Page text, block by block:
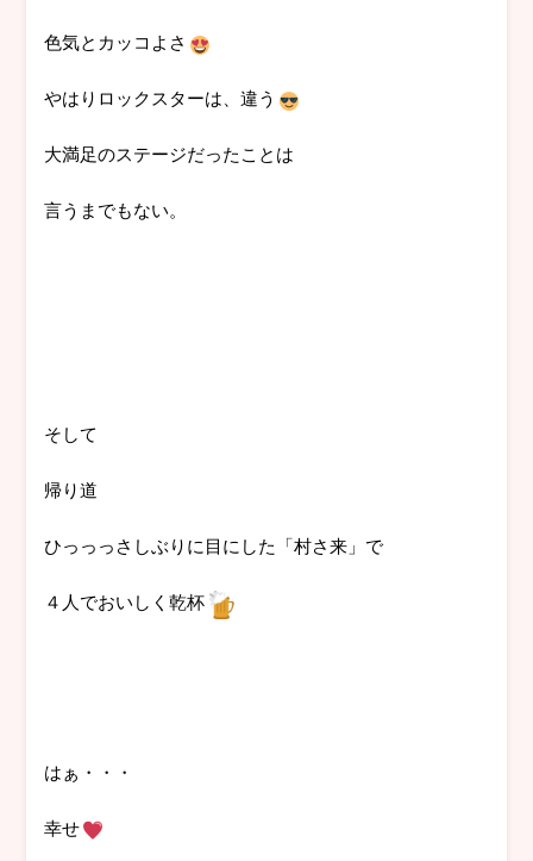
色気とカッコよさ
やはりロックスターは、違う
大満足のステージだったことは
言うまでもない。
そして
帰り道
ひっっっさしぶりに目にした「村さ来」で
４人でおいしく乾杯
はぁ・・・
幸せ